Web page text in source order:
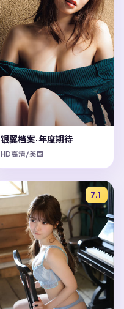
银翼档案·年度期待
HD高清/美国
7.1